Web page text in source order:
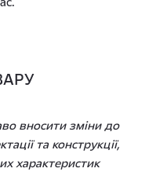
вносити зміни до
та конструкції,
характеристик